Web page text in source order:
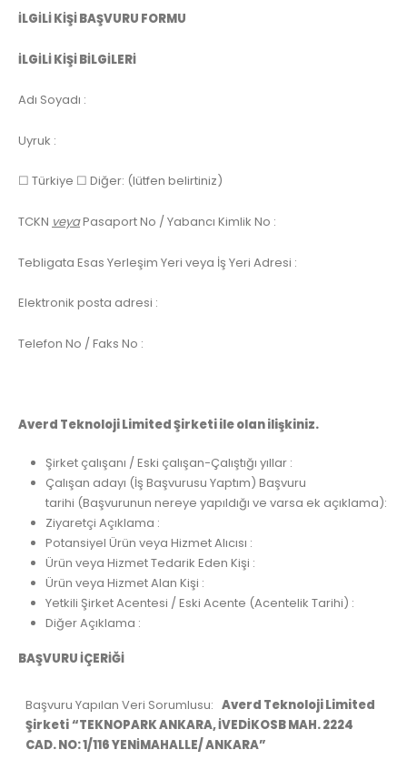
İLGİLİ KİŞİ BAŞVURU FORMU
İLGİLİ KİŞİ BİLGİLERİ
Adı Soyadı :
Uyruk :
☐ Türkiye ☐ Diğer: (lütfen belirtiniz)
TCKN veyaPasaport No / Yabancı Kimlik No :
Tebligata Esas Yerleşim Yeri veya İş Yeri Adresi :
Elektronik posta adresi :
Telefon No / Faks No :
Averd Teknoloji Limited Şirketi ile olan ilişkiniz.
Şirket çalışanı / Eski çalışan-Çalıştığı yıllar :
Çalışan adayı (İş Başvurusu Yaptım) Başvuru
tarihi (Başvurunun nereye yapıldığı ve varsa ek açıklama):
Ziyaretçi Açıklama :
Potansiyel Ürün veya Hizmet Alıcısı :
Ürün veya Hizmet Tedarik Eden Kişi :
Ürün veya Hizmet Alan Kişi :
Yetkili Şirket Acentesi / Eski Acente (Acentelik Tarihi) :
Diğer Açıklama :
BAŞVURU İÇERİĞİ
Başvuru Yapılan Veri Sorumlusu: Averd Teknoloji Limited
Şirketi“TEKNOPARK ANKARA, İVEDİKOSB MAH. 2224
CAD. NO: 1/116 YENİMAHALLE/ ANKARA”